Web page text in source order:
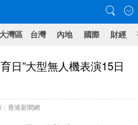
大灣區 台灣 內地 國際 財經
日”大型無人機表演15日
香港新聞網